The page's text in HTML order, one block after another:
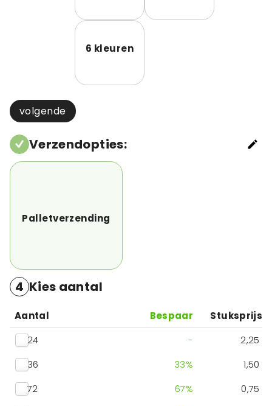
6 kleuren
volgende
Verzendopties:
Palletverzending
4 Kies aantal
Aantal Bespaar
Stuksprijs
24
-
2,25
36
33%
1,50
72
67%
0,75